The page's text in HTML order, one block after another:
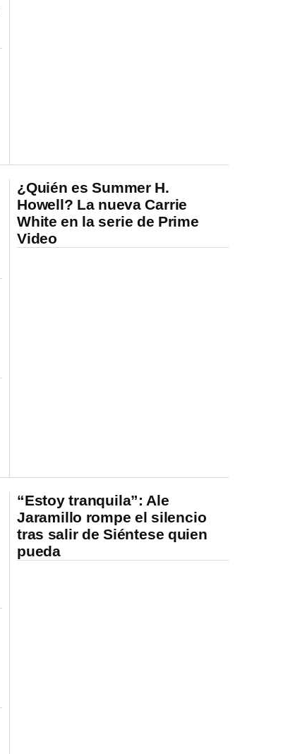
¿Quién es Summer H.
Howell? La nueva Carrie
White en la serie de Prime
Video
“Estoy tranquila”: Ale
Jaramillo rompe el silencio
tras salir de Siéntese quien
pueda